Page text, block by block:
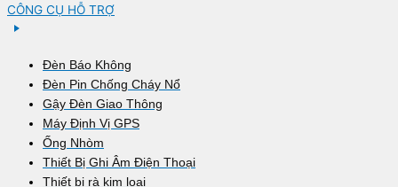
CÔNG CỤ HỖ TRỢ
Đèn Báo Không
Đèn Pin Chống Cháy Nổ
Gậy Đèn Giao Thông
Máy Định Vị GPS
Ống Nhòm
Thiết Bị Ghi Âm Điện Thoại
Thiết bị rà kim loại